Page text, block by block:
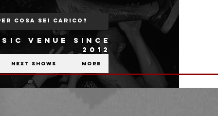
VENUE SINCE
2012
Next shows More